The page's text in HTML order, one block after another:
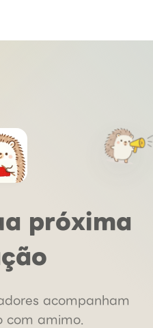
próxima
acompanham
com amimo.